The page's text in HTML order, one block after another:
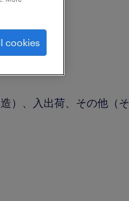
）、入出荷、その他（そ
cookies